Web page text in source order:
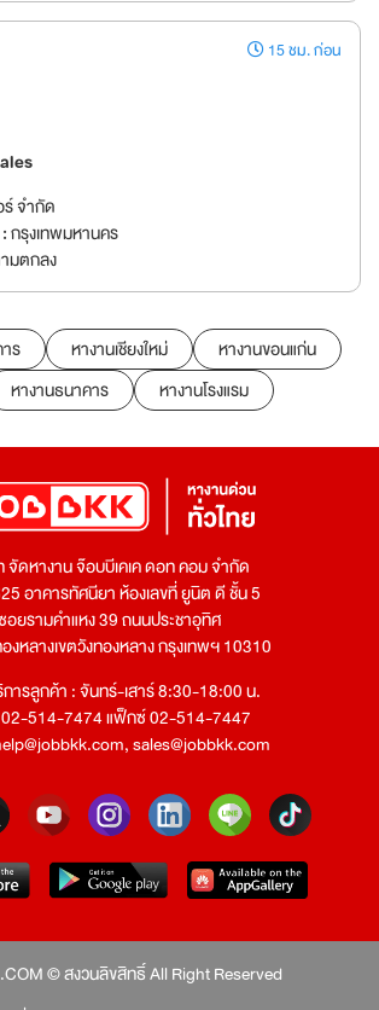
15 ชม. ก่อน
ร์ จำกัด
กรุงเทพมหานคร
มตกลง
ร หางานเชียงใหม่
หางานขอนแก่น
หางานธนาคาร หางานโรงแรม
จัดหางาน จ๊อบบีเคเค ดอท คอม จำกัด
อาคารทัศนียา ห้องเลขที่ ยูนิต ดี ชั้น 5
อยรามคำแหง 39 ถนนประชาอุทิศ
งหลางเขตวังทองหลาง กรุงเทพฯ 10310
ารลูกค้า : จันทร์-เสาร์ 8:30-18:00 น.
02-514-7474 แฟ็กซ์ 02-514-7447
,sales@jobbkk.com
© สงวนลิขสิทธิ์ All Right Reserved